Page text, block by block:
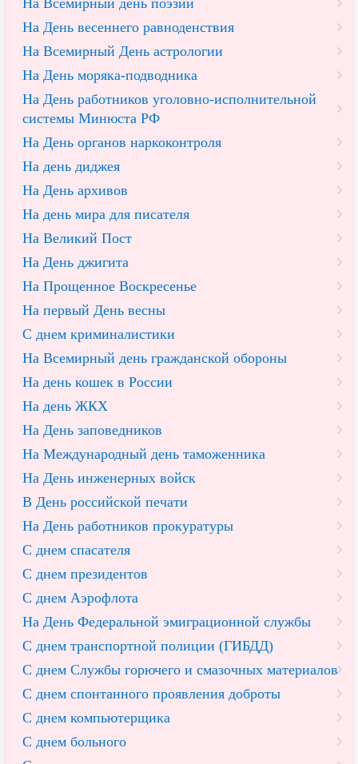
На Всемирный день поэзии
На День весеннего равноденствия
На Всемирный День астрологии
На День моряка-подводника
На День работников уголовно-исполнительной
системы Минюста РФ
На День органов наркоконтроля
На день диджея
На День архивов
На день мира для писателя
На Великий Пост
На День джигита
На Прощенное Воскресенье
На первый День весны
С днем криминалистики
На Всемирный день гражданской обороны
На день кошек в России
На день ЖКХ
На День заповедников
На Международный день таможенника
На День инженерных войск
В День российской печати
На День работников прокуратуры
С днем спасателя
С днем президентов
С днем Аэрофлота
На День Федеральной эмиграционной службы
С днем транспортной полиции (ГИБДД)
С днем Службы горючего и смазочных материалов
С днем спонтанного проявления доброты
С днем компьютерщика
С днем больного